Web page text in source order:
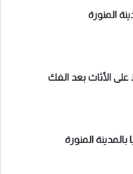
المنورة
الأثاث بعد الفك
المنورة